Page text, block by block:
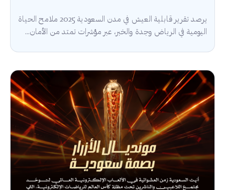
يرصد تقرير قابلية العيش في مدن السعودية 2025 ملامح الحياة
اليومية في الرياض وجدة والخبر، عبر مؤشرات تمتد من الأمان...